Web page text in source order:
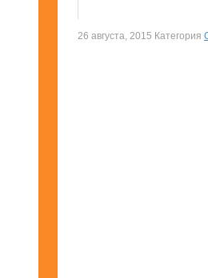
26 августа, 2015 Категория